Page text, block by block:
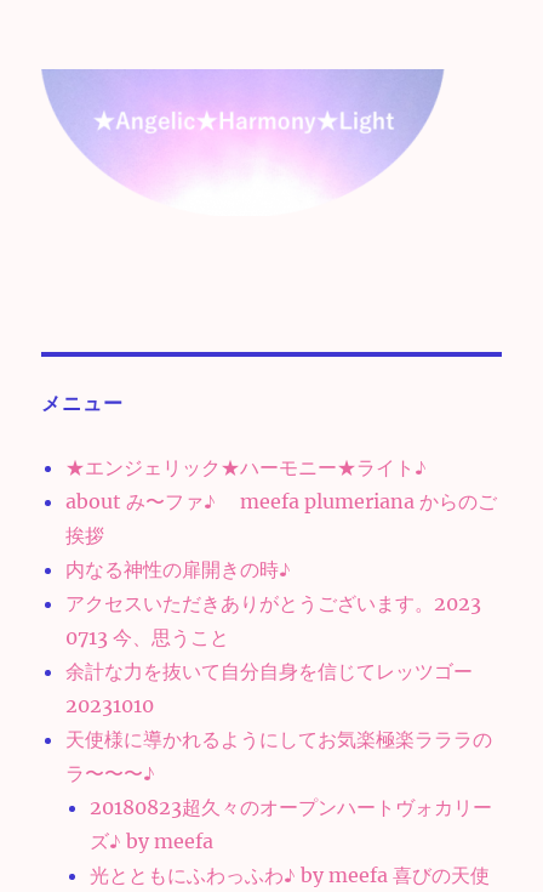
メニュー
★エンジェリック★ハーモニー★ライト♪
about み〜ファ♪ meefa plumeriana からのご
挨拶
内なる神性の扉開きの時♪
アクセスいただきありがとうございます。2023
0713 今、思うこと
余計な力を抜いて自分自身を信じてレッツゴー
20231010
天使様に導かれるようにしてお気楽極楽ラララの
ラ〜〜〜♪
20180823超久々のオープンハートヴォカリー
ズ♪ by meefa
光とともにふわっふわ♪ by meefa 喜びの天使